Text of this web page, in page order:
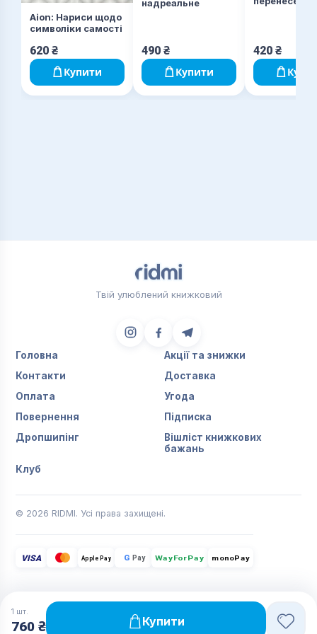
Аion: Нариси щодо
символіки самості
620 ₴
Купити
надреальне
490 ₴
Купити
420 ₴
1 шт.
760 ₴ Купити
Твій улюблений книжковий
Головна
Акції та знижки
Контакти
Доставка
Оплата
Угода
Повернення
Підписка
Дропшипінг
Вішліст книжкових
бажань
Клуб
© 2026 RIDMI. Усі права захищені.
VISA Apple Pay G Pay WayForPay monoPay